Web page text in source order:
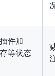
件加
等状态